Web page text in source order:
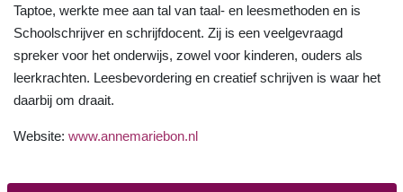
Taptoe, werkte mee aan tal van taal- en leesmethoden en is
Schoolschrijver en schrijfdocent. Zij is een veelgevraagd
spreker voor het onderwijs, zowel voor kinderen, ouders als
leerkrachten. Leesbevordering en creatief schrijven is waar het
daarbij om draait.
Website: www.annemariebon.nl